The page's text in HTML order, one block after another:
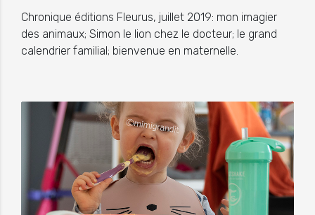
Chronique éditions Fleurus, juillet 2019: mon imagier
des animaux; Simon le lion chez le docteur; le grand
calendrier familial; bienvenue en maternelle.